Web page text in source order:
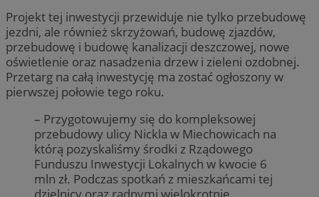
Projekt tej inwestycji przewiduje nie tylko przebudowę
jezdni, ale również skrzyżowań, budowę zjazdów,
przebudowę i budowę kanalizacji deszczowej, nowe
oświetlenie oraz nasadzenia drzew i zieleni ozdobnej.
Przetarg na całą inwestycję ma zostać ogłoszony w
pierwszej połowie tego roku.
– Przygotowujemy się do kompleksowej
przebudowy ulicy Nickla w Miechowicach na
którą pozyskaliśmy środki z Rządowego
Funduszu Inwestycji Lokalnych w kwocie 6
mln zł. Podczas spotkań z mieszkańcami tej
dzielnicy oraz radnymi wielokrotnie